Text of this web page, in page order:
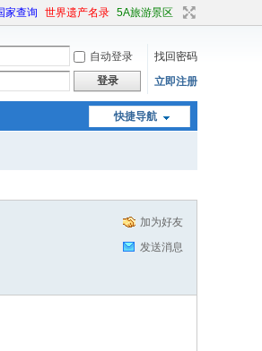
家查询 世界遗产名录 5A旅游景区
自动登录
找回密码
登录 立即注册
快捷导航
加为好友
发送消息